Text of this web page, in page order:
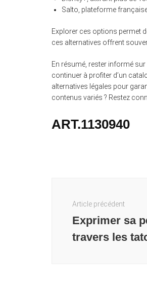
Salto, plateforme
Explorer ces options permet
ces alternatives offrent
En résumé, rester informé
continuer à profiter d’un
alternatives légales pour
contenus variés ? Restez
ART.1130940
d'articleArticle précédent
Exprimer sa
travers les